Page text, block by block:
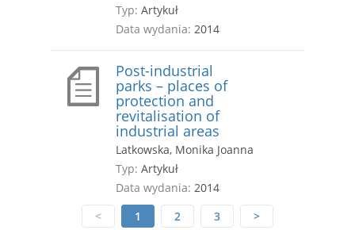
Typ: Artykuł
Data wydania: 2014
Post-industrial
parks – places of
protection and
revitalisation of
industrial areas
Latkowska, Monika Joanna
Typ: Artykuł
Data wydania: 2014
<
1 2 3 >